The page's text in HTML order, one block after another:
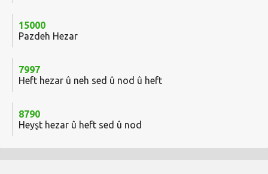
15000
Pazdeh Hezar
7997
Heft hezar û neh sed û nod û heft
8790
Heyşt hezar û heft sed û nod